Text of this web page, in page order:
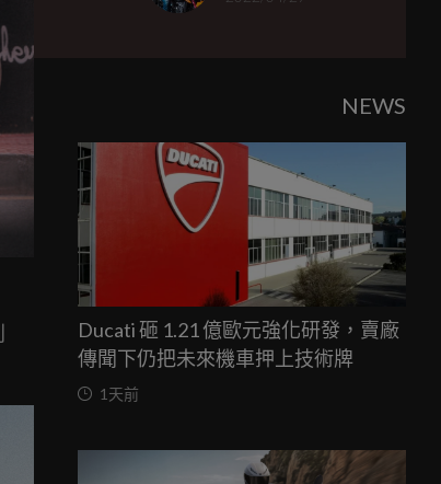
NEWS
Ducati 砸 1.21 億歐元強化研發，賣廠
傳聞下仍把未來機車押上技術牌
1天前